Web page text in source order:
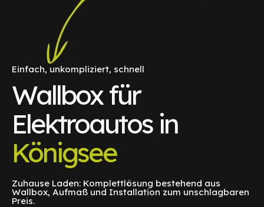
Einfach, unkompliziert, schnell
Wallbox für
Elektroautos in
Königsee
Zuhause Laden: Komplettlösung bestehend aus
Wallbox, Aufmaß und Installation zum unschlagbaren
Preis.